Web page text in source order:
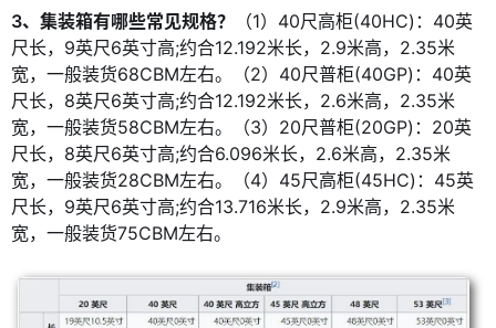
3、集装箱有哪些常见规格？
（1）40尺高柜(40HC)：40英
尺长，9英尺6英寸高;约合12.192米长，2.9米高，2.35米
宽，一般装货68CBM左右。（2）40尺普柜(40GP)：40英
尺长，8英尺6英寸高;约合12.192米长，2.6米高，2.35米
宽，一般装货58CBM左右。（3）20尺普柜(20GP)：20英
尺长，8英尺6英寸高;约合6.096米长，2.6米高，2.35米
宽，一般装货28CBM左右。（4）45尺高柜(45HC)：45英
尺长，9英尺6英寸高;约合13.716米长，2.9米高，2.35米
宽，一般装货75CBM左右。